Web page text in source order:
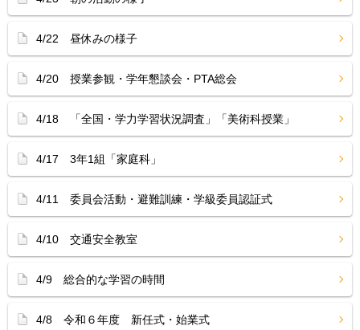
4/22 昼休みの様子
4/20 授業参観・学年懇談会・PTA総会
4/18 「全国・学力学習状況調査」「美術科授業」
4/17 3年1組「家庭科」
4/11 委員会活動・避難訓練・学級委員認証式
4/10 交通安全教室
4/9 総合的な学習の時間
4/8 令和６年度 新任式・始業式